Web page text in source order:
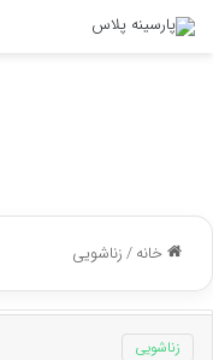
خانه/زناشویی
زناشویی